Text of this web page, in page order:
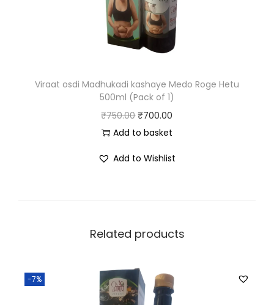
Viraat osdi Madhukadi kashaye Medo Roge Hetu
500ml (Pack of 1)
₹750.00 ₹700.00
Add to basket
Add to Wishlist
Related products
-7%